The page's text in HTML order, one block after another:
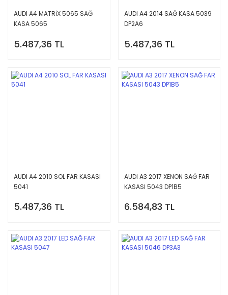
AUDI A4 MATRİX 5065 SAĞ
KASA 5065
5.487,36 TL
AUDI A4 2014 SAĞ KASA 5039
DP2A6
5.487,36 TL
AUDI A4 2010 SOL FAR KASASI
5041
5.487,36 TL
AUDI A3 2017 XENON SAĞ FAR
KASASI 5043 DP1B5
6.584,83 TL